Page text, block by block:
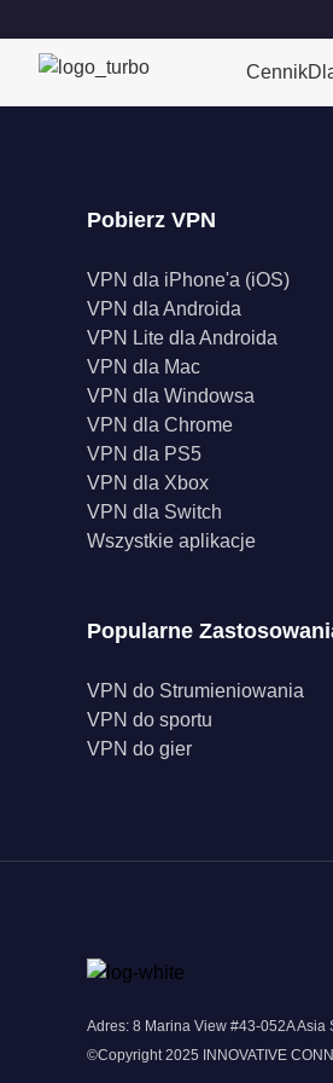
Cennik
Pobierz VPN
VPN dla iPhone'a (iOS)
VPN dla Androida
VPN Lite dla Androida
VPN dla Mac
VPN dla Windowsa
VPN dla Chrome
VPN dla PS5
VPN dla Xbox
VPN dla Switch
Wszystkie aplikacje
Popularne
VPN do Strumieniowania
VPN do sportu
VPN do gier
Adres: 8 Marina View #43-052A
©Copyright 2025 INNOVATIVE